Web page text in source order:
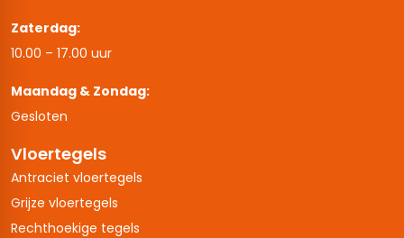
Zaterdag:
10.00 – 17.00 uur
Maandag & Zondag:
Gesloten
Vloertegels
Antraciet vloertegels
Grijze vloertegels
Rechthoekige tegels